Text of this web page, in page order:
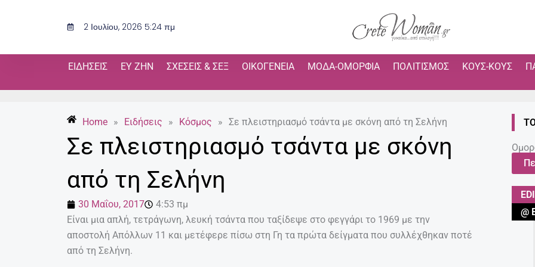
2 Ιουλίου, 2026 5:24 πμ
ΕΙΔΉΣΕΙΣ ΕΥ ΖΗΝ ΣΧΈΣΕΙΣ & ΣΕΞ ΟΙΚΟΓΈΝΕΙΑ ΜΌΔΑ-ΟΜΟΡΦΙΆ ΠΟΛΙΤΙΣΜΌΣ ΚΟΥΣ-ΚΟΥΣ
Home » Ειδήσεις » Κόσμος » Σε πλειστηριασμό τσάντα με σκόνη από τη Σελήνη
Σε πλειστηριασμό τσάντα με σκόνη
από τη Σελήνη
30 Μαΐου, 2017
4:53 πμ
Είναι μια απλή, τετράγωνη, λευκή τσάντα που ταξίδεψε στο φεγγάρι το 1969 με την
αποστολή Απόλλων 11 και μετέφερε πίσω στη Γη τα πρώτα δείγματα που συλλέχθηκαν ποτέ
από τη Σελήνη.
@